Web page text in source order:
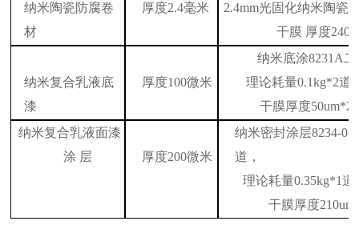
纳米陶瓷防腐卷
材
厚度2.4毫米
2.4mm光固化纳米陶瓷
干膜 厚度
纳米复合乳液底
漆
厚度100微米
纳米底涂8231A二
理论耗量0.1kg*2道/
干膜厚度50um*2
纳米复合乳液面漆
涂 层 厚度200微米
纳米密封涂层8234-05
道，
理论耗量0.35kg*1道
干膜厚度210um